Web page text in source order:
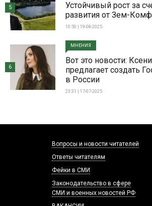
Устойчивый рост за
развития от Зем-
10:50 | 19-08-2025
5
МНЕНИЯ
Вот это новости:
предлагает создать
в России
23:31 | 17-07-2025
6
Вопросы и новости читателей
Ответы читателям
Фейки в СМИ
Законодательство в сфере
СМИ и военных новостей РФ